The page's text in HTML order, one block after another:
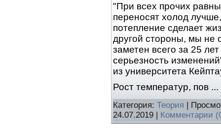
"При всех прочих
переносят холод
потепление сделает
другой стороны, мы не
заметен всего за 25
серьезность
из университета
Рост температур, пов ...
Категория: Теория |
24.07.2019 | Комментарии